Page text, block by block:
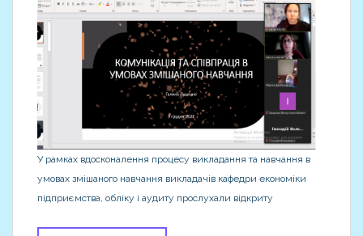
У рамках вдосконалення процесу викладання та навчання в
умовах змішаного навчання викладачів кафедри економіки
підприємства, обліку і аудиту прослухали відкриту